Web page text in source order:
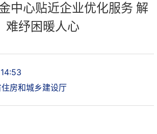
中心贴近企业优化服务 解
难纾困暖人心
房和城乡建设厅